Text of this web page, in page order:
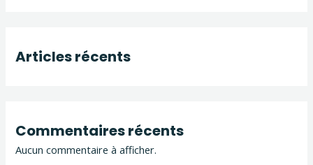
Articles récents
Commentaires récents
Aucun commentaire à afficher.